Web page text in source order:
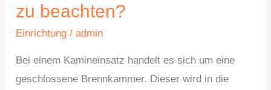
zu beachten?
Einrichtung /admin
Bei einem Kamineinsatz handelt es sich um eine
geschlossene Brennkammer. Dieser wird in die
Kamineinsatz
Was
ist
zu